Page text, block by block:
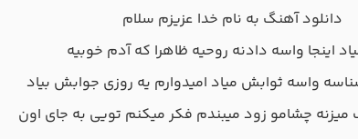
دانلود آهنگ به نام خدا عزیزم سلام
اینجا واسه دادنه روحیه ظاهرا که آدم خوبیه
واسه ثوابش میاد امیدوارم یه روزی جوابش بیاد
میزنه چشامو زود میبندم فکر میکنم تویی به جای اون